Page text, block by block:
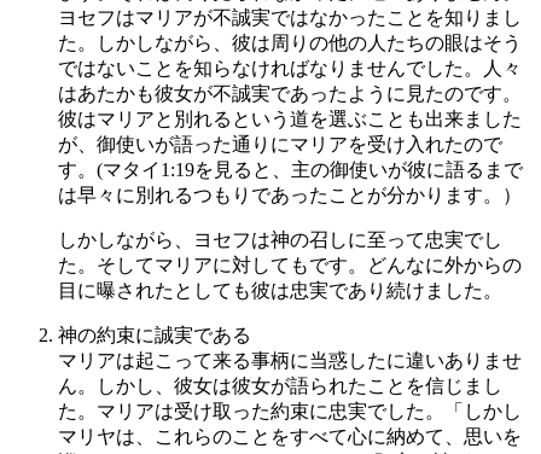
ヨセフはマリアが不誠実ではなかったことを知りまし
た。しかしながら、彼は周りの他の人たちの眼はそう
ではないことを知らなければなりませんでした。人々
はあたかも彼女が不誠実であったように見たのです。
彼はマリアと別れるという道を選ぶことも出来ました
が、御使いが語った通りにマリアを受け入れたので
す。(マタイ1:19を見ると、主の御使いが彼に語るまで
は早々に別れるつもりであったことが分かります。）
しかしながら、ヨセフは神の召しに至って忠実でし
た。そしてマリアに対してもです。どんなに外からの
目に曝されたとしても彼は忠実であり続けました。
神の約束に誠実である
マリアは起こって来る事柄に当惑したに違いありませ
ん。しかし、彼女は彼女が語られたことを信じまし
た。マリアは受け取った約束に忠実でした。「しかし
マリヤは、これらのことをすべて心に納めて、思いを